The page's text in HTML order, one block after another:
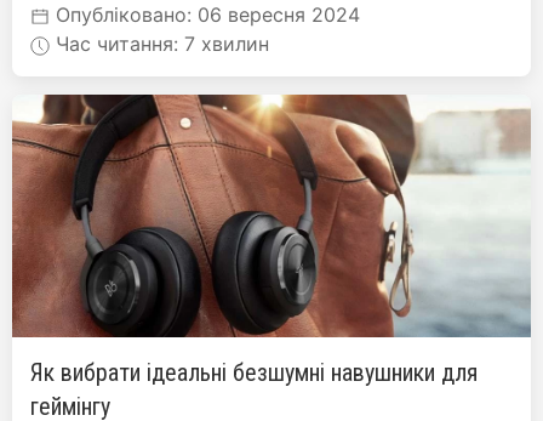
Опубліковано: 06 вересня 2024
Час читання: 7 хвилин
Як вибрати ідеальні безшумні навушники для
геймінгу